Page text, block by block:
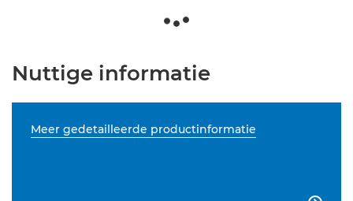
Nuttige informatie
Meer gedetailleerde productinformatie